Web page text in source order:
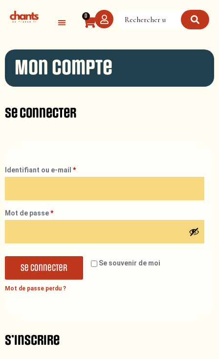
0
Mon compte
Se connecter
Identifiant ou e-mail *
Mot de passe*
Se souvenir de moi
Se connecter
Mot de passe perdu ?
S’inscrire